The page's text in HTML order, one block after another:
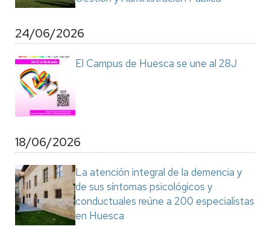
24/06/2026
El Campus de Huesca se une al 28J
18/06/2026
La atención integral de la demencia y
de sus síntomas psicológicos y
conductuales reúne a 200 especialistas
en Huesca